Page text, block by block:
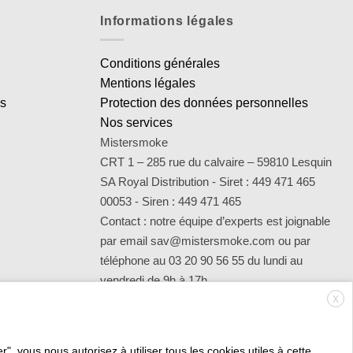
Informations légales
Conditions générales
Mentions légales
Protection des données personnelles
Nos services
Mistersmoke
CRT 1 – 285 rue du calvaire – 59810 Lesquin
SA Royal Distribution - Siret : 449 471 465
00053 - Siren : 449 471 465
Contact : notre équipe d’experts est joignable
par email sav@mistersmoke.com ou par
téléphone au 03 20 90 56 55 du lundi au
vendredi de 9h à 17h.
X
vous nous autorisez à utiliser tous les cookies utiles à cette